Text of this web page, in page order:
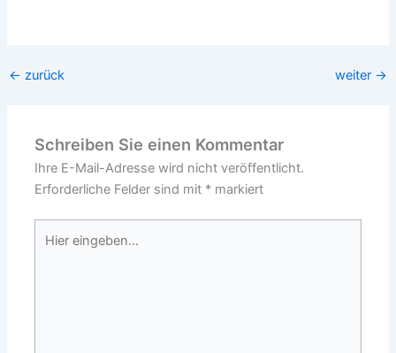
← zurück weiter →
Schreiben Sie einen Kommentar
Ihre E-Mail-Adresse wird nicht veröffentlicht.
Erforderliche Felder sind mit * markiert
eingeben…